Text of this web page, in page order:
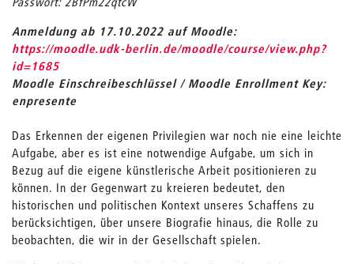
Anmeldung ab 17.10.2022 auf Moodle:
https://moodle.udk-berlin.de/moodle/course/view.php?
id=1685
Moodle Einschreibeschlüssel / Moodle Enrollment Key:
enpresente
Das Erkennen der eigenen Privilegien war noch nie eine leichte
Aufgabe, aber es ist eine notwendige Aufgabe, um sich in
Bezug auf die eigene künstlerische Arbeit positionieren zu
können. In der Gegenwart zu kreieren bedeutet, den
historischen und politischen Kontext unseres Schaffens zu
berücksichtigen, über unsere Biografie hinaus, die Rolle zu
beobachten, die wir in der Gesellschaft spielen.